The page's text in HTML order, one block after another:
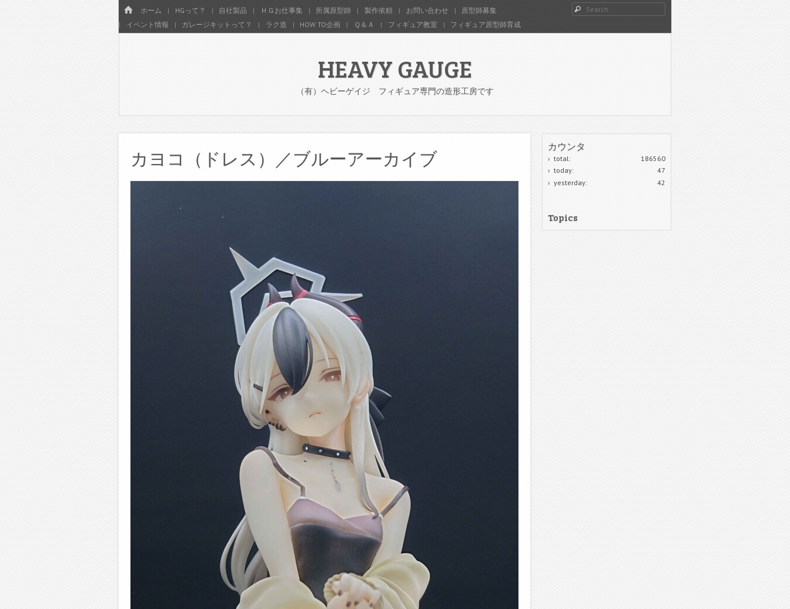
HOME
Menu
SKIP TO CONTENT
ホーム HGって？ 自社製品 ＨＧお仕事集 所属原型師 製作依頼 お問い合わせ
原型師募集
イベント情報
ガレージキットって？ ラク造 HOW TO企画 Ｑ＆Ａ フィギュア教室 フィギュア原型師育成
Search
HEAVY GAUGE
（有）ヘビーゲイジ フィギュア専門の造形工房です
カヨコ（ドレス）／ブルーアーカイブ
カウンタ
186560
total:
47
today:
42
yesterday:
Topics